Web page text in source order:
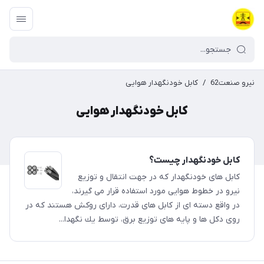
نیرو صنعت62 / کابل خودنگهدار هوایی
کابل خودنگهدار هوایی
کابل خودنگهدار چیست؟
کابل های خودنگهدار که در جهت انتقال و توزیع
نیرو در خطوط هوایی مورد استفاده قرار می گیرند،
در واقع دسته ای از كابل های قدرت، دارای روكش هستند که در
روی دکل ‌ها و پایه های توزیع برق، توسط یك نگهدا...